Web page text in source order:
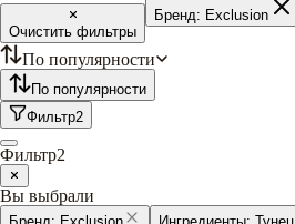
Очистить фильтры
Бренд: Exclusion
По популярности
По популярности
Фильтр2
Фильтр2
Вы выбрали